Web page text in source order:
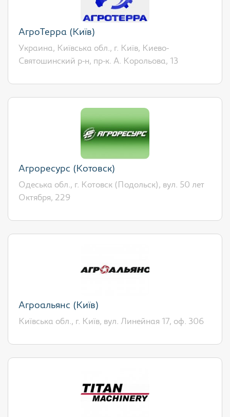
АгроТерра (Київ)
Украина, Київська обл., г. Київ, Киево-
Святошинский р-н, пр-к. А. Корольова, 13
Агроресурс (Котовск)
Одеська обл., г. Котовск (Подольск), вул. 50 лет
Октября, 229
Агроальянс (Київ)
Київська обл., г. Київ, вул. Линейная 17, оф. 306